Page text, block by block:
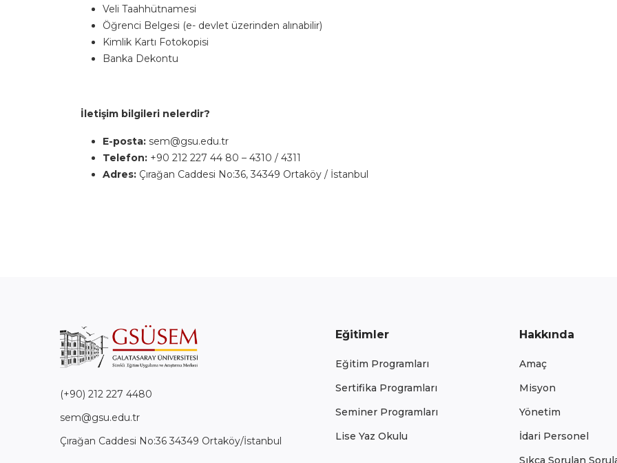
Veli Taahhütnamesi
Öğrenci Belgesi (e- devlet üzerinden alınabilir)
Kimlik Kartı Fotokopisi
Banka Dekontu
İletişim bilgileri nelerdir?
E-posta: sem@gsu.edu.tr
Telefon: +90 212 227 44 80 – 4310 / 4311
Adres: Çırağan Caddesi No:36, 34349 Ortaköy / İstanbul
Eğitimler
Eğitim Programları
Sertifika Programları
Seminer Programları
Lise Yaz Okulu
Hakkında
Amaç
Misyon
Yönetim
İdari Personel
Sıkça Sorulan
(+90) 212 227 4480
sem@gsu.edu.tr
Çırağan Caddesi No:36 34349 Ortaköy/İstanbul